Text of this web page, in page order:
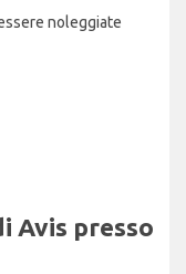
noleggiate
Avis presso